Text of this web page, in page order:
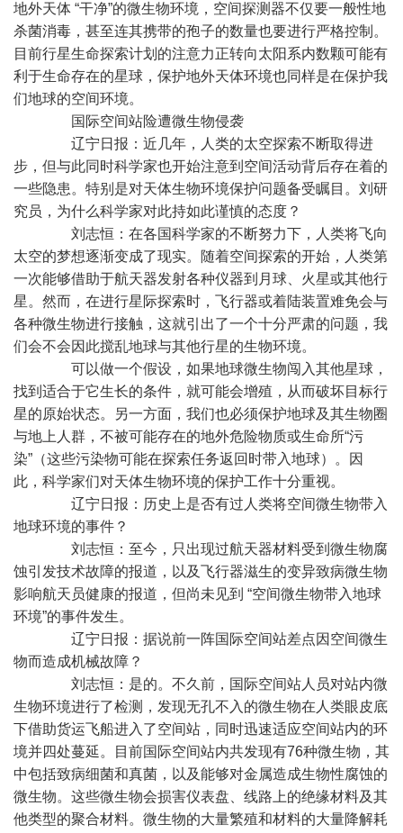
地外天体 “干净”的微生物环境，空间探测器不仅要一般性地
杀菌消毒，甚至连其携带的孢子的数量也要进行严格控制。
目前行星生命探索计划的注意力正转向太阳系内数颗可能有
利于生命存在的星球，保护地外天体环境也同样是在保护我
们地球的空间环境。
国际空间站险遭微生物侵袭
辽宁日报：近几年，人类的太空探索不断取得进
步，但与此同时科学家也开始注意到空间活动背后存在着的
一些隐患。特别是对天体生物环境保护问题备受瞩目。刘研
究员，为什么科学家对此持如此谨慎的态度？
刘志恒：在各国科学家的不断努力下，人类将飞向
太空的梦想逐渐变成了现实。随着空间探索的开始，人类第
一次能够借助于航天器发射各种仪器到月球、火星或其他行
星。然而，在进行星际探索时，飞行器或着陆装置难免会与
各种微生物进行接触，这就引出了一个十分严肃的问题，我
们会不会因此搅乱地球与其他行星的生物环境。
可以做一个假设，如果地球微生物闯入其他星球，
找到适合于它生长的条件，就可能会增殖，从而破坏目标行
星的原始状态。另一方面，我们也必须保护地球及其生物圈
与地上人群，不被可能存在的地外危险物质或生命所“污
染”（这些污染物可能在探索任务返回时带入地球）。因
此，科学家们对天体生物环境的保护工作十分重视。
辽宁日报：历史上是否有过人类将空间微生物带入
地球环境的事件？
刘志恒：至今，只出现过航天器材料受到微生物腐
蚀引发技术故障的报道，以及飞行器滋生的变异致病微生物
影响航天员健康的报道，但尚未见到 “空间微生物带入地球
环境”的事件发生。
辽宁日报：据说前一阵国际空间站差点因空间微生
物而造成机械故障？
刘志恒：是的。不久前，国际空间站人员对站内微
生物环境进行了检测，发现无孔不入的微生物在人类眼皮底
下借助货运飞船进入了空间站，同时迅速适应空间站内的环
境并四处蔓延。目前国际空间站内共发现有76种微生物，其
中包括致病细菌和真菌，以及能够对金属造成生物性腐蚀的
微生物。这些微生物会损害仪表盘、线路上的绝缘材料及其
他类型的聚合材料。微生物的大量繁殖和材料的大量降解耗